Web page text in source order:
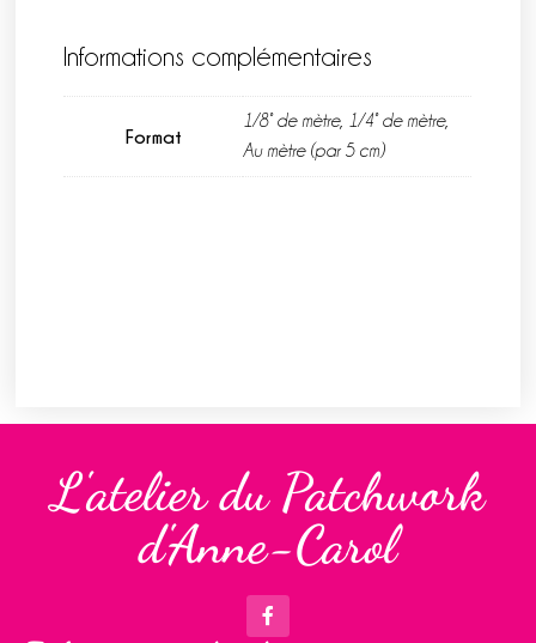
Informations complémentaires
Format
1/8° de mètre, 1/4° de mètre,
Au mètre (par 5 cm)
L'atelier du Patchwork
d'Anne-Carol